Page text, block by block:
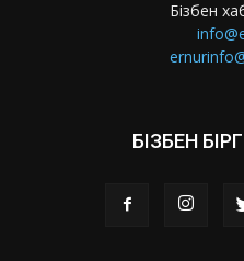
Бізбен
БІЗБЕН